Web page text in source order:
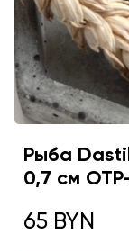
Рыба
0,7 см
65 BYN